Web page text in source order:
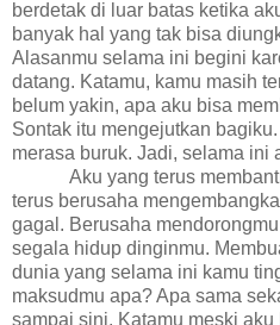
berdetak di luar batas ketika
banyak hal yang tak bisa
Alasanmu selama ini begini
datang. Katamu, kamu masih
belum yakin, apa aku bisa
Sontak itu mengejutkan
merasa buruk. Jadi, selama ini
Aku yang terus
terus berusaha
gagal. Berusaha
segala hidup dinginmu.
dunia yang selama ini kamu
maksudmu apa? Apa sama
sampai sini. Katamu meski aku